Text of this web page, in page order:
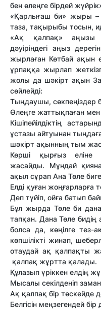
бен өлеңге бірдей
«Қарлығаш би» жыры –
таза, тақырыбы тосын,
«Ақ қалпақ»
дәуіріндегі аңыз
жырлаған Көтбай ақын
ұрпаққа жырлап
жолы да шәкірт ақын
сөйлейді:
Тыңдаушы, сөкпеңіздер
Өлеңге жаттықпаған мен
Кішіпейілдіктің
ұстазы айтуынан
шәкірт ақынның тым
Көрші қырғыз
жасайды. Мұндай
ақыл сұрап Ана Төле биге
Елді қуған жоңғарларға
Деп түйіп, ойға батып
Бұл жырда Төле би
тапқан. Дана Төле бидің
болса да, көңілге тез-
көпшілікті жинап,
отаудай ақ қалпақты
қалпақ жұртта қалады.
Құлазып үріккен елдің
Мысалы секілденіп
Ақ қалпақ бір төскейде
Белгісін меңзегендей